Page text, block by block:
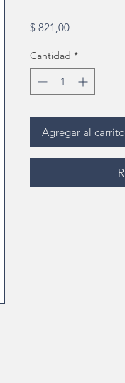
$ 821,00Precio
Cantidad *
Agregar al carrito